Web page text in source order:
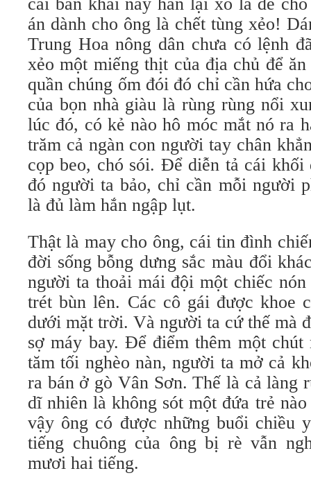
án dành cho ông là chết tùng xẻo!
Trung Hoa nông dân chưa có lệnh
xẻo một miếng thịt của địa chủ để
quần chúng ốm đói đó chỉ cần hứa
của bọn nhà giàu là rùng rùng nổi
lúc đó, có kẻ nào hô móc mắt nó ra
trăm cả ngàn con người tay chân
cọp beo, chó sói. Để diễn tả cái khối
đó người ta bảo, chỉ cần mỗi người
là đủ làm hắn ngập lụt.
Thật là may cho ông, cái tin đình
đời sống bỗng dưng sắc màu đổi
người ta thoải mái đội một chiếc
trét bùn lên. Các cô gái được khoe
dưới mặt trời. Và người ta cứ thế mà
sợ máy bay. Để điểm thêm một
tăm tối nghèo nàn, người ta mở cả
ra bán ở gò Vân Sơn. Thế là cả làng
dĩ nhiên là không sót một đứa trẻ
vậy ông có được những buổi chiều
tiếng chuông của ông bị rè vẫn
mươi hai tiếng.